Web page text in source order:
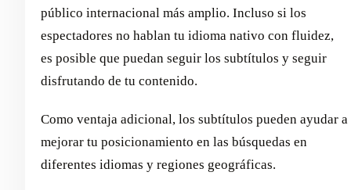
público internacional más amplio. Incluso si los
espectadores no hablan tu idioma nativo con fluidez,
es posible que puedan seguir los subtítulos y seguir
disfrutando de tu contenido.
Como ventaja adicional, los subtítulos pueden ayudar a
mejorar tu posicionamiento en las búsquedas en
diferentes idiomas y regiones geográficas.